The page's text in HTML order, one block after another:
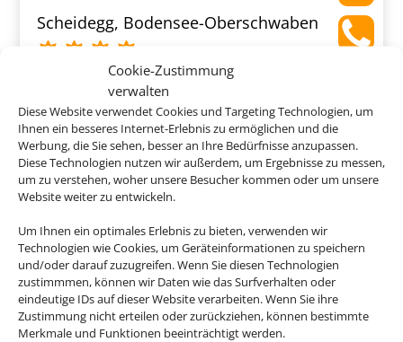
Cookie-Zustimmung
verwalten
Diese Website verwendet Cookies und Targeting Technologien, um
Ihnen ein besseres Internet-Erlebnis zu ermöglichen und die
Werbung, die Sie sehen, besser an Ihre Bedürfnisse anzupassen.
Diese Technologien nutzen wir außerdem, um Ergebnisse zu messen,
um zu verstehen, woher unsere Besucher kommen oder um unsere
Website weiter zu entwickeln.
Um Ihnen ein optimales Erlebnis zu bieten, verwenden wir
Technologien wie Cookies, um Geräteinformationen zu speichern
und/oder darauf zuzugreifen. Wenn Sie diesen Technologien
zustimmmen, können wir Daten wie das Surfverhalten oder
eindeutige IDs auf dieser Website verarbeiten. Wenn Sie ihre
Zustimmung nicht erteilen oder zurückziehen, können bestimmte
Merkmale und Funktionen beeinträchtigt werden.
Scheidegg, Bodensee-Oberschwaben
ab444 €
Wieshof
Riedlhütte, Bayerischer Wald